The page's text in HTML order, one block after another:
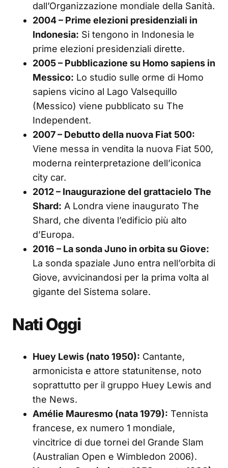
dall’Organizzazione mondiale della Sanità.
2004 – Prime elezioni presidenziali in
Indonesia: Si tengono in Indonesia le
prime elezioni presidenziali dirette.
2005 – Pubblicazione su Homo sapiens in
Messico: Lo studio sulle orme di Homo
sapiens vicino al Lago Valsequillo
(Messico) viene pubblicato su The
Independent.
2007 – Debutto della nuova Fiat 500:
Viene messa in vendita la nuova Fiat 500,
moderna reinterpretazione dell’iconica
city car.
2012 – Inaugurazione del grattacielo The
Shard: A Londra viene inaugurato The
Shard, che diventa l’edificio più alto
d’Europa.
2016 – La sonda Juno in orbita su Giove:
La sonda spaziale Juno entra nell’orbita di
Giove, avvicinandosi per la prima volta al
gigante del Sistema solare.
Nati Oggi
Huey Lewis (nato 1950): Cantante,
armonicista e attore statunitense, noto
soprattutto per il gruppo Huey Lewis and
the News.
Amélie Mauresmo (nata 1979): Tennista
francese, ex numero 1 mondiale,
vincitrice di due tornei del Grande Slam
(Australian Open e Wimbledon 2006).